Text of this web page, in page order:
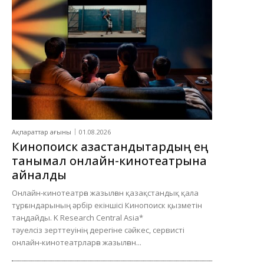
Ақпараттар ағыны 01.08.2026
Кинопоиск қазақстандықтардың ең
танымал онлайн-кинотеатрына
айналды
Онлайн-кинотеатрға жазылған қазақстандық қала
тұрғындарының әрбір екіншісі Кинопоиск қызметін
таңдайды. K Research Central Asia*
тәуелсіз зерттеуінің дерегіне сәйкес, сервисті
онлайн-кинотеатрларға жазылған...